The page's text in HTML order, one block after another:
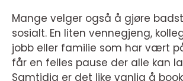
Mange velger også å gjøre
sosialt. En liten vennegjeng,
jobb eller familie som har vært
får en felles pause der alle kan
Samtidig er det like vanlig å